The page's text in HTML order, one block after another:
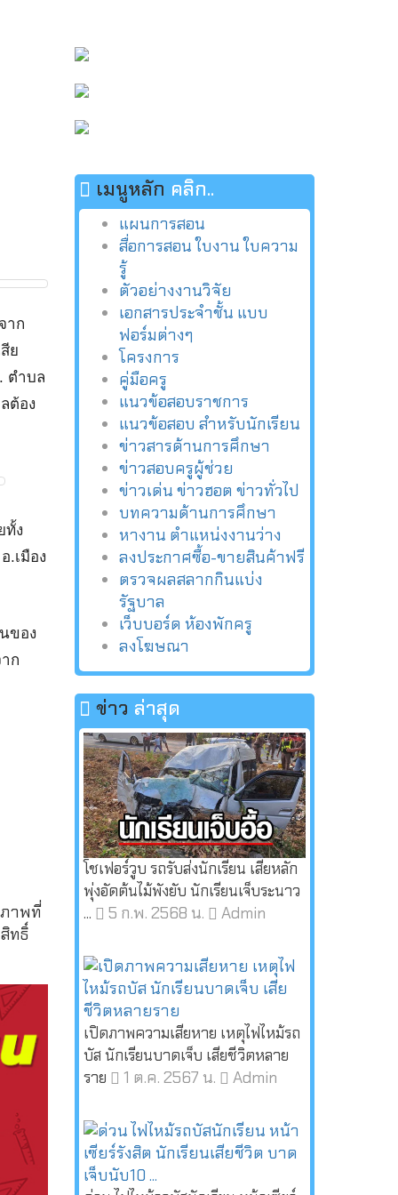
าก
ย
ตำบล
ต้อง
ทั้ง
.เมือง
ของ
ก
าพที่
ทธิ์
เมนูหลัก คลิก..
แผนการสอน
สื่อการสอน ใบงาน ใบความ
รู้
ตัวอย่างงานวิจัย
เอกสารประจำชั้น แบบ
ฟอร์มต่างๆ
โครงการ
คู่มือครู
แนวข้อสอบราชการ
แนวข้อสอบ สำหรับนักเรียน
ข่าวสารด้านการศึกษา
ข่าวสอบครูผู้ช่วย
ข่าวเด่น ข่าวฮอต ข่าวทั่วไป
บทความด้านการศึกษา
หางาน ตำแหน่งงานว่าง
ลงประกาศซื้อ-ขายสินค้าฟรี
ตรวจผลสลากกินแบ่ง
รัฐบาล
เว็บบอร์ด ห้องพักครู
ลงโฆษณา
ข่าว ล่าสุด
โชเฟอร์วูบ รถรับส่งนักเรียน เสียหลัก
พุ่งอัดต้นไม้พังยับ นักเรียนเจ็บระนาว
...
5 ก.พ. 2568 น. Admin
เปิดภาพความเสียหาย เหตุไฟไหม้รถ
บัส นักเรียนบาดเจ็บ เสียชีวิตหลาย
ราย
1 ต.ค. 2567 น. Admin